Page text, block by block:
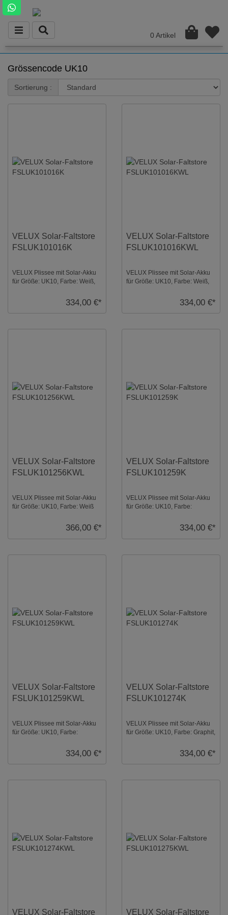
0 Artikel
Grössencode UK10
Sortierung :
VELUX Solar-Faltstore
FSLUK101016K
VELUX Plissee mit Solar-Akku
für Größe: UK10, Farbe: Weiß,
334,00 €*
VELUX Solar-Faltstore
FSLUK101016KWL
VELUX Plissee mit Solar-Akku
für Größe: UK10, Farbe: Weiß,
334,00 €*
VELUX Solar-Faltstore
FSLUK101256KWL
VELUX Plissee mit Solar-Akku
für Größe: UK10, Farbe: Weiß
366,00 €*
VELUX Solar-Faltstore
FSLUK101259K
VELUX Plissee mit Solar-Akku
für Größe: UK10, Farbe:
semitransparent, io- ...334,00 €*
VELUX Solar-Faltstore
FSLUK101259KWL
VELUX Plissee mit Solar-Akku
für Größe: UK10, Farbe:
334,00 €*
VELUX Solar-Faltstore
FSLUK101274K
VELUX Plissee mit Solar-Akku
für Größe: UK10, Farbe: Graphit,
334,00 €*
VELUX Solar-Faltstore VELUX Solar-Faltstore